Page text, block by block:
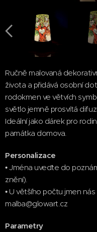
Ručně malovaná
života a přidává osobní
rodokmen ve větvích
světlo jemně prosvítá
Ideální jako dárek pro
památka domova.
Personalizace
• Jména uveďte do
znění).
• U většího počtu jmen
malba@glowart.cz
Parametry